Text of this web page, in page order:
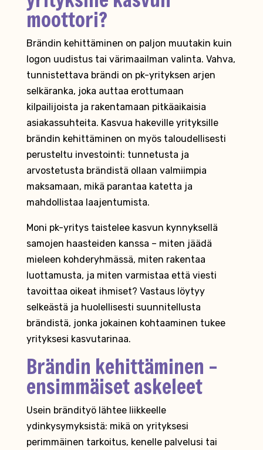
moottori?
Brändin kehittäminen on paljon muutakin kuin
logon uudistus tai värimaailman valinta. Vahva,
tunnistettava brändi on pk-yrityksen arjen
selkäranka, joka auttaa erottumaan
kilpailijoista ja rakentamaan pitkäaikaisia
asiakassuhteita. Kasvua hakeville yrityksille
brändin kehittäminen on myös taloudellisesti
perusteltu investointi: tunnetusta ja
arvostetusta brändistä ollaan valmiimpia
maksamaan, mikä parantaa katetta ja
mahdollistaa laajentumista.
Moni pk-yritys taistelee kasvun kynnyksellä
samojen haasteiden kanssa – miten jäädä
mieleen kohderyhmässä, miten rakentaa
luottamusta, ja miten varmistaa että viesti
tavoittaa oikeat ihmiset? Vastaus löytyy
selkeästä ja huolellisesti suunnitellusta
brändistä, jonka jokainen kohtaaminen tukee
yrityksesi kasvutarinaa.
Brändin kehittäminen –
ensimmäiset askeleet
Usein brändityö lähtee liikkeelle
ydinkysymyksistä: mikä on yrityksesi
perimmäinen tarkoitus, kenelle palvelusi tai